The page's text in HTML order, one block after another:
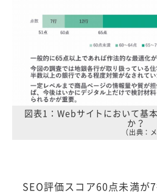
図表1：Webサイトにおいて基
か？
（出典：
SEO評価スコア60点未満が